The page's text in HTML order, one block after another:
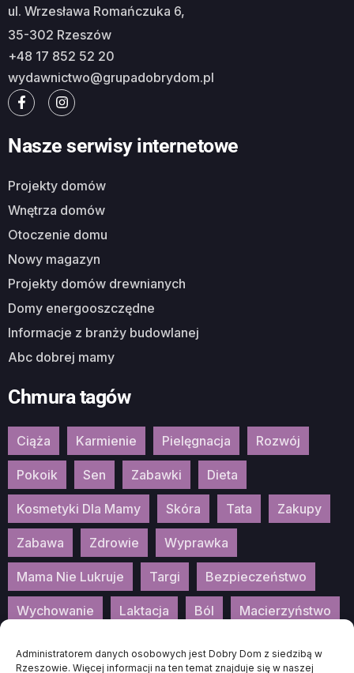
Administratorem danych osobowych jest Dobry Dom z siedzibą w
Rzeszowie. Więcej informacji na ten temat znajduje się w naszej
ul. Wrzesława Romańczuka 6,
35-302 Rzeszów
+48 17 852 52 20
wydawnictwo@grupadobrydom.pl
Nasze serwisy internetowe
Projekty domów
Wnętrza domów
Otoczenie domu
Nowy magazyn
Projekty domów drewnianych
Domy energooszczędne
Informacje z branży budowlanej
Abc dobrej mamy
Chmura tagów
Ciąża Karmienie Pielęgnacja Rozwój
Pokoik Sen Zabawki Dieta
Kosmetyki Dla Mamy Skóra Tata Zakupy
Zabawa Zdrowie Wyprawka
Mama Nie Lukruje Targi Bezpieczeństwo
Wychowanie Laktacja Ból Macierzyństwo